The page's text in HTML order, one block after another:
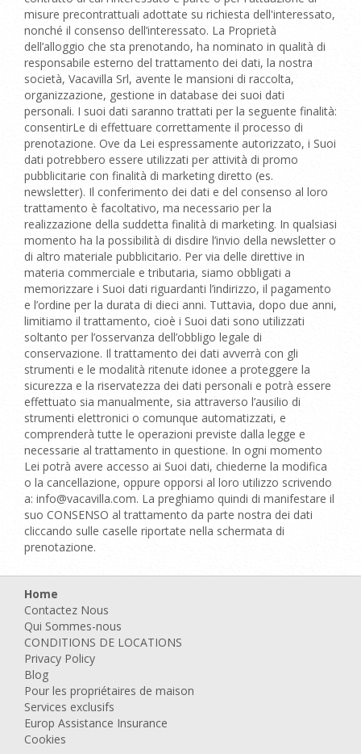
misure precontrattuali adottate su richiesta dell'interessato,
nonché il consenso dell’interessato. La Proprietà
dell’alloggio che sta prenotando, ha nominato in qualità di
responsabile esterno del trattamento dei dati, la nostra
società, Vacavilla Srl, avente le mansioni di raccolta,
organizzazione, gestione in database dei suoi dati
personali. I suoi dati saranno trattati per la seguente finalità:
consentirLe di effettuare correttamente il processo di
prenotazione. Ove da Lei espressamente autorizzato, i Suoi
dati potrebbero essere utilizzati per attività di promo
pubblicitarie con finalità di marketing diretto (es.
newsletter). Il conferimento dei dati e del consenso al loro
trattamento è facoltativo, ma necessario per la
realizzazione della suddetta finalità di marketing. In qualsiasi
momento ha la possibilità di disdire l’invio della newsletter o
di altro materiale pubblicitario. Per via delle direttive in
materia commerciale e tributaria, siamo obbligati a
memorizzare i Suoi dati riguardanti l’indirizzo, il pagamento
e l’ordine per la durata di dieci anni. Tuttavia, dopo due anni,
limitiamo il trattamento, cioè i Suoi dati sono utilizzati
soltanto per l’osservanza dell’obbligo legale di
conservazione. Il trattamento dei dati avverrà con gli
strumenti e le modalità ritenute idonee a proteggere la
sicurezza e la riservatezza dei dati personali e potrà essere
effettuato sia manualmente, sia attraverso l’ausilio di
strumenti elettronici o comunque automatizzati, e
comprenderà tutte le operazioni previste dalla legge e
necessarie al trattamento in questione. In ogni momento
Lei potrà avere accesso ai Suoi dati, chiederne la modifica
o la cancellazione, oppure opporsi al loro utilizzo scrivendo
a: info@vacavilla.com. La preghiamo quindi di manifestare il
suo CONSENSO al trattamento da parte nostra dei dati
cliccando sulle caselle riportate nella schermata di
prenotazione.
Home
Contactez Nous
Qui Sommes-nous
CONDITIONS DE LOCATIONS
Privacy Policy
Blog
Pour les propriétaires de maison
Services exclusifs
Europ Assistance Insurance
Cookies